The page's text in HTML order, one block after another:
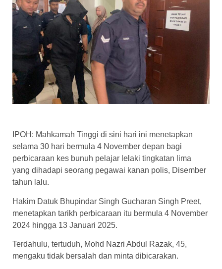
IPOH: Mahkamah Tinggi di sini hari ini menetapkan
selama 30 hari bermula 4 November depan bagi
perbicaraan kes bunuh pelajar lelaki tingkatan lima
yang dihadapi seorang pegawai kanan polis, Disember
tahun lalu.
Hakim Datuk Bhupindar Singh Gucharan Singh Preet,
menetapkan tarikh perbicaraan itu bermula 4 November
2024 hingga 13 Januari 2025.
Terdahulu, tertuduh, Mohd Nazri Abdul Razak, 45,
mengaku tidak bersalah dan minta dibicarakan.